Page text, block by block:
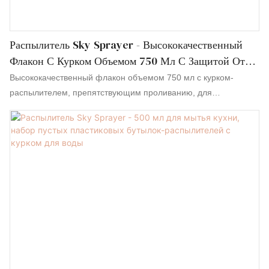
Распылитель Sky Sprayer - Высококачественный
Флакон С Курком Объемом 750 Мл С Защитой От
Проливания, Распыляющий Распылитель С Курком,
Полностью Пластиковый.
Высококачественный флакон объемом 750 мл с курком-
распылителем, препятствующим проливанию, для
и мудрости всех опытных сотрудников. Курки, помпы,
распылители и некоторые косметические флаконы